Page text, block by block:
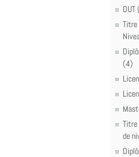
DUT
Titre
(4)
Titre
de